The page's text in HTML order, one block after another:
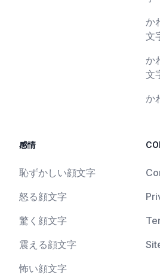
か
文
か
文
か
感情
恥ずかしい顔文字
怒る顔文字
驚く顔文字
震える顔文字
怖い顔文字